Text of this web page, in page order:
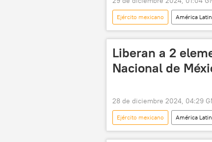
Ejército mexicano América
México
Sinaloa
Liberan a 2
Nacional de
28 de diciembre 2024, 04:29
Ejército mexicano América
seguridad
Guardia